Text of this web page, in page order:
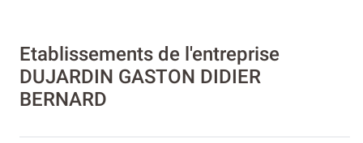
Etablissements de l'entreprise
DUJARDIN GASTON DIDIER
BERNARD